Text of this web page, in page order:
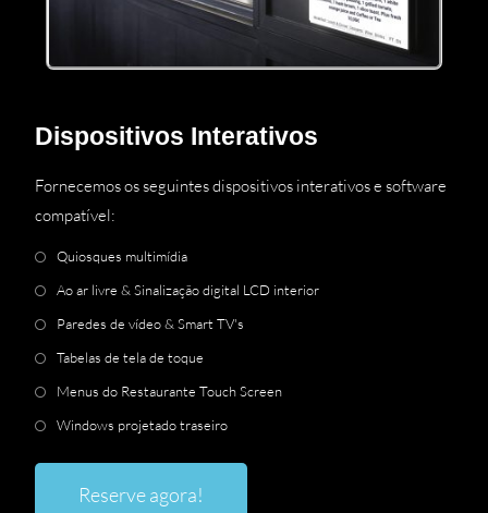
Dispositivos Interativos
Fornecemos os seguintes dispositivos interativos e software
compatível:
Quiosques multimídia
Ao ar livre & Sinalização digital LCD interior
Paredes de vídeo &Smart TV's
Tabelas de tela de toque
Menus do Restaurante Touch Screen
Windows projetado traseiro
Reserve agora!